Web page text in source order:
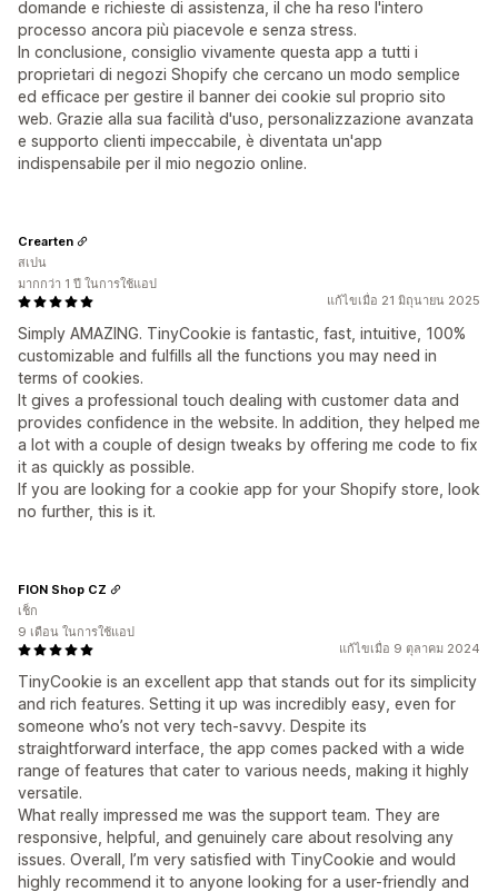
domande e richieste di assistenza, il che ha reso l'intero
processo ancora più piacevole e senza stress.
In conclusione, consiglio vivamente questa app a tutti i
proprietari di negozi Shopify che cercano un modo semplice
ed efficace per gestire il banner dei cookie sul proprio sito
web. Grazie alla sua facilità d'uso, personalizzazione avanzata
e supporto clienti impeccabile, è diventata un'app
indispensabile per il mio negozio online.
แก้ไขเมื่อ 21 มิถุนายน 2025
Simply AMAZING. TinyCookie is fantastic, fast, intuitive, 100%
customizable and fulfills all the functions you may need in
terms of cookies.
It gives a professional touch dealing with customer data and
provides confidence in the website. In addition, they helped me
a lot with a couple of design tweaks by offering me code to fix
it as quickly as possible.
If you are looking for a cookie app for your Shopify store, look
no further, this is it.
Crearten
สเปน
มากกว่า 1 ปี ในการใช้แอป
แก้ไขเมื่อ 9 ตุลาคม 2024
TinyCookie is an excellent app that stands out for its simplicity
and rich features. Setting it up was incredibly easy, even for
someone who’s not very tech-savvy. Despite its
straightforward interface, the app comes packed with a wide
range of features that cater to various needs, making it highly
versatile.
What really impressed me was the support team. They are
responsive, helpful, and genuinely care about resolving any
issues. Overall, I’m very satisfied with TinyCookie and would
highly recommend it to anyone looking for a user-friendly and
FION Shop CZ
เช็ก
9 เดือน ในการใช้แอป